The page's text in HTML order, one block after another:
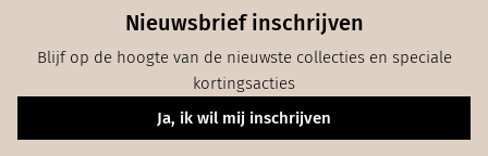
Nieuwsbrief inschrijven
Blijf op de hoogte van de nieuwste collecties en speciale
kortingsacties
Ja, ik wil mij inschrijven